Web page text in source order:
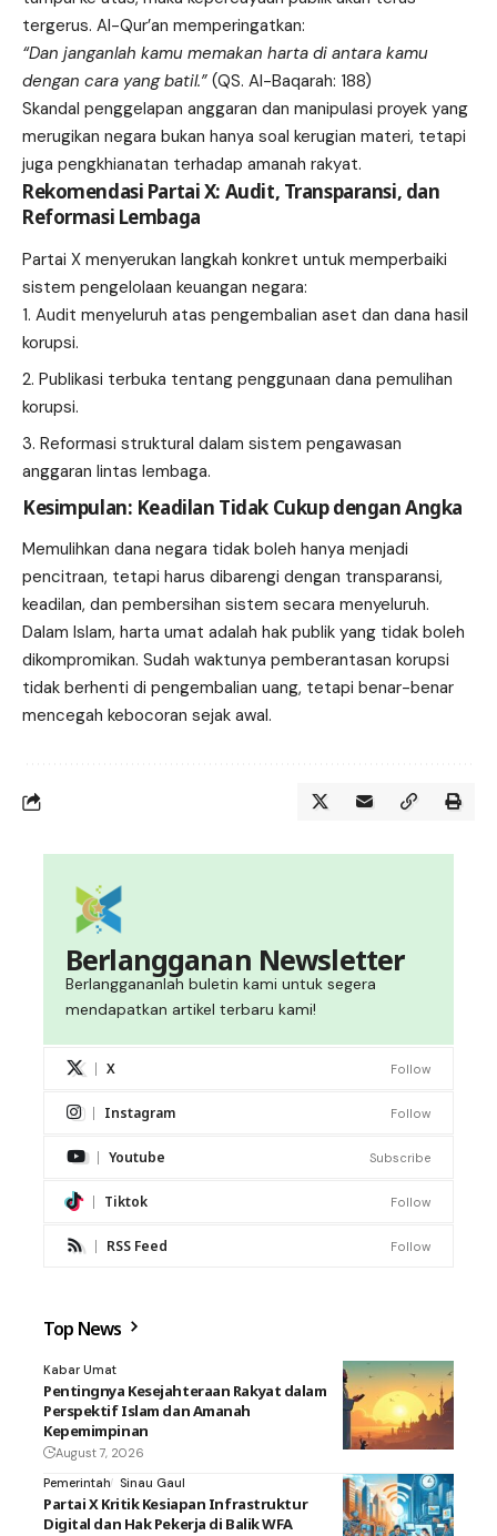
tergerus. Al-Qur’an memperingatkan:
“Dan janganlah kamu memakan harta di antara kamu
dengan cara yang batil.” (QS. Al-Baqarah: 188)
Skandal penggelapan anggaran dan manipulasi proyek yang
merugikan negara bukan hanya soal kerugian materi, tetapi
juga pengkhianatan terhadap amanah rakyat.
Rekomendasi Partai X: Audit, Transparansi, dan
Reformasi Lembaga
Partai X menyerukan langkah konkret untuk memperbaiki
sistem pengelolaan keuangan negara:
Audit menyeluruh atas pengembalian aset dan dana hasil
korupsi.
Publikasi terbuka tentang penggunaan dana pemulihan
korupsi.
Reformasi struktural dalam sistem pengawasan
anggaran lintas lembaga.
Kesimpulan: Keadilan Tidak Cukup dengan Angka
Memulihkan dana negara tidak boleh hanya menjadi
pencitraan, tetapi harus dibarengi dengan transparansi,
keadilan, dan pembersihan sistem secara menyeluruh.
Dalam Islam, harta umat adalah hak publik yang tidak boleh
dikompromikan. Sudah waktunya pemberantasan korupsi
tidak berhenti di pengembalian uang, tetapi benar-benar
mencegah kebocoran sejak awal.
Berlangganan Newsletter
Berlanggananlah buletin kami untuk segera
mendapatkan artikel terbaru kami!
X Follow
Instagram Follow
Youtube Subscribe
Tiktok Follow
RSS Feed Follow
Top News
Kabar Umat
Pentingnya Kesejahteraan Rakyat dalam
Perspektif Islam dan Amanah
Kepemimpinan
August 7, 2026
Pemerintah
Sinau Gaul
Partai X Kritik Kesiapan Infrastruktur
Digital dan Hak Pekerja di Balik WFA